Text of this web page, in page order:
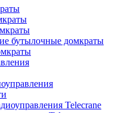
бутылочные домкраты
Telecrane